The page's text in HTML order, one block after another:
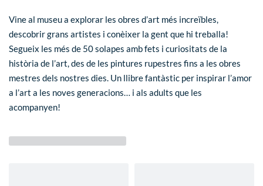
Vine al museu a explorar les obres d’art més increïbles,
descobrir grans artistes i conèixer la gent que hi treballa!
Segueix les més de 50 solapes amb fets i curiositats de la
història de l’art, des de les pintures rupestres fins a les obres
mestres dels nostres dies. Un llibre fantàstic per inspirar l’amor
a l’art a les noves generacions… i als adults que les
acompanyen!